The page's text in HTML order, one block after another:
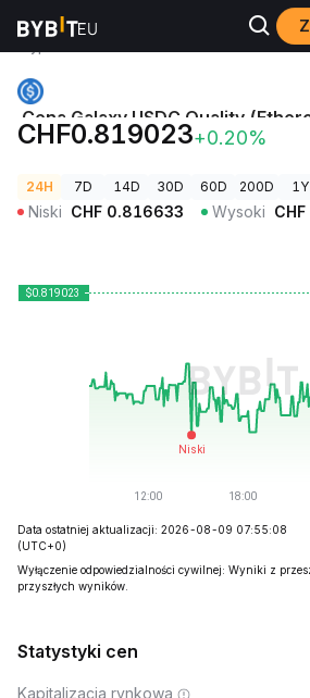
Ceny
Cena Galaxy USDC
Cena Galaxy USDC Quality
ETH:GUSDCQ
CHF0.819023+0.20%
24H 7D 14D 30D 60D 200D 1Y
Niski CHF 0.816633 Wysoki CHF
Data ostatniej aktualizacji: 2026-08-09 07:55:08
(UTC+0)
Wyłączenie odpowiedzialności cywilnej: Wyniki z
przyszłych wyników.
Statystyki cen
Kapitalizacja rynkowa